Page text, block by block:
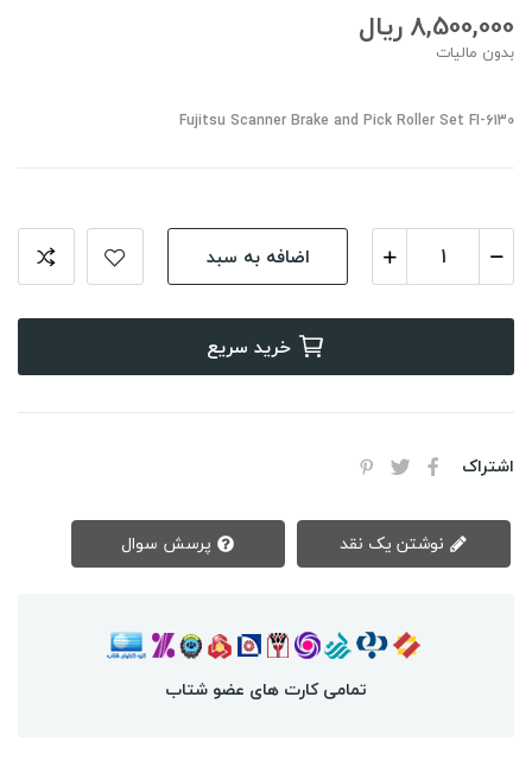
8,500,000 ریال
بدون مالیات
Fujitsu Scanner Brake and Pick Roller Set FI-6130
اضافه به سبد
خرید سریع
اشتراک
تمامی کارت های عضو شتاب